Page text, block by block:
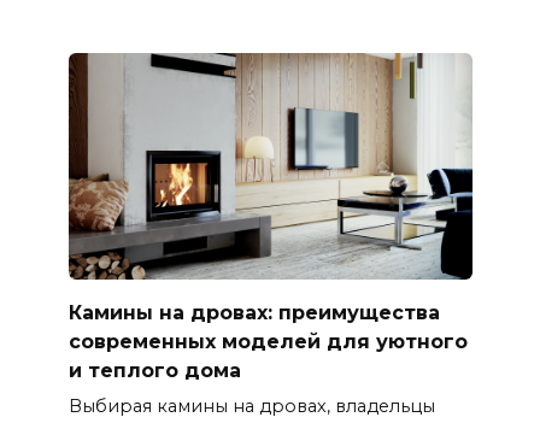
Камины на дровах: преимущества
современных моделей для уютного
и теплого дома
Выбирая камины на дровах, владельцы